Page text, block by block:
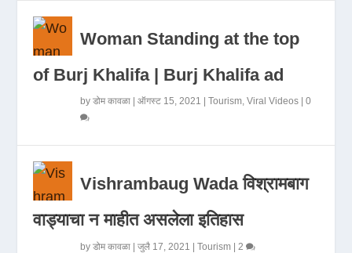
Woman Standing at the top
of Burj Khalifa | Burj Khalifa ad
byडोम कावळा |ऑगस्ट 15, 2021 |Tourism ,Viral Videos |0
Vishrambaug Wada विश्रामबाग
वाड्याचा न माहीत असलेला इतिहास
byडोम कावळा |जुलै 17, 2021 |Tourism | 2